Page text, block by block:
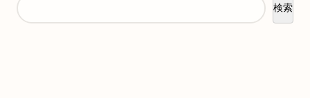
検索